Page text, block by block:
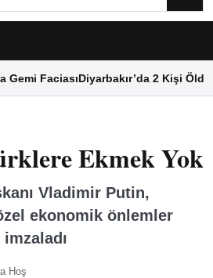
Gemi FaciasıDiyarbakır’da 2 Kişi Öldü
Ekmek Yok
Vladimir Putin,
ekonomik önlemler
Hoş